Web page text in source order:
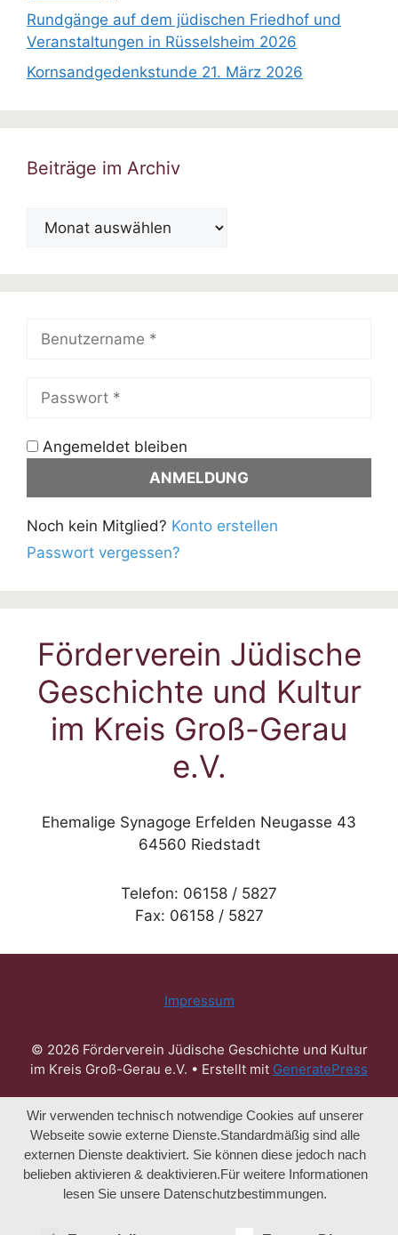
Rundgänge auf dem jüdischen Friedhof und
Veranstaltungen in Rüsselsheim 2026
Kornsandgedenkstunde 21. März 2026
Beiträge im Archiv
Beiträge
Angemeldet bleiben
Noch kein Mitglied? Konto erstellen
Passwort vergessen?
Förderverein Jüdische
Geschichte und Kultur
im Kreis Groß-Gerau
e.V.
Ehemalige Synagoge Erfelden Neugasse 43
64560 Riedstadt
Telefon: 06158 / 5827
Fax: 06158 / 5827
Impressum
© 2026 Förderverein Jüdische Geschichte und Kultur
im Kreis Groß-Gerau e.V. • Erstellt mit GeneratePress
Wir verwenden technisch notwendige Cookies auf unserer
Webseite sowie externe Dienste.Standardmäßig sind alle
externen Dienste deaktiviert. Sie können diese jedoch nach
belieben aktivieren & deaktivieren.Für weitere Informationen
lesen Sie unsere Datenschutzbestimmungen.